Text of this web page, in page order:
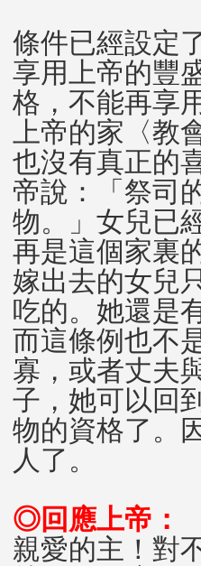
條件已經設定
享用上帝的豐
格，不能再享
上帝的家〈教
也沒有真正的
帝說：「祭司
物。」女兒已
再是這個家裏
嫁出去的女兒
吃的。她還是
而這條例也不
寡，或者丈夫
子，她可以回
物的資格了。
人了。
◎回應上帝：
親愛的主！對